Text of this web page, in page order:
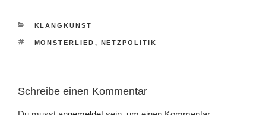
KATEGORIEN
KLANGKUNST
SCHLAGWÖRTER
MONSTERLIED , NETZPOLITIK
Schreibe einen Kommentar